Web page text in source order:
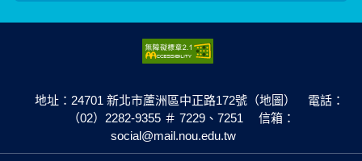
地址：24701 新北市蘆洲區中正路172號（地圖） 電話：
（02）2282-9355 ＃ 7229、7251 信箱：
social@mail.nou.edu.tw